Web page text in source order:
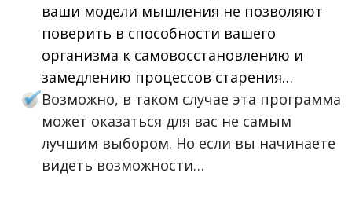
ваши модели мышления не позволяют
поверить в способности вашего
организма к самовосстановлению и
замедлению процессов старения…
Возможно, в таком случае эта программа
может оказаться для вас не самым
лучшим выбором. Но если вы начинаете
видеть возможности…